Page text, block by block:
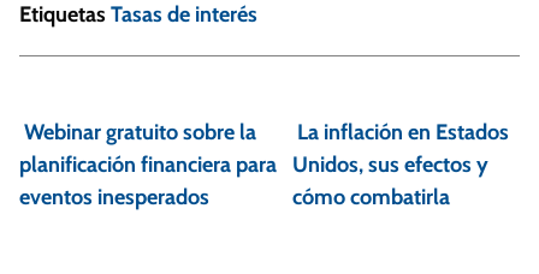
Etiquetas Tasas de interés
a
v
e
Webinar gratuito sobre la
planificación financiera para
eventos inesperados
La inflación en Estados
Unidos, sus efectos y
cómo combatirla